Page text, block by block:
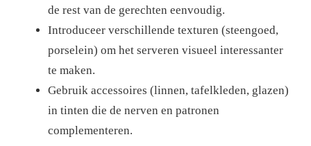
de rest van de gerechten eenvoudig.
Introduceer verschillende texturen (steengoed,
porselein) om het serveren visueel interessanter
te maken.
Gebruik accessoires (linnen, tafelkleden, glazen)
in tinten die de nerven en patronen
complementeren.